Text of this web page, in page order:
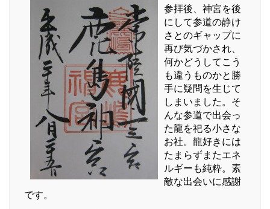
参拝後、神宮を後
にして参道の静け
さとのギャップに
再び気づかされ、
何かどうしてこう
も違うものかと勝
手に疑問を生じて
しまいました。そ
んな参道で出会っ
た龍を祀る小さな
お社。龍好きには
たまらずまたエネ
ルギーも純粋。素
敵な出会いに感謝
です。